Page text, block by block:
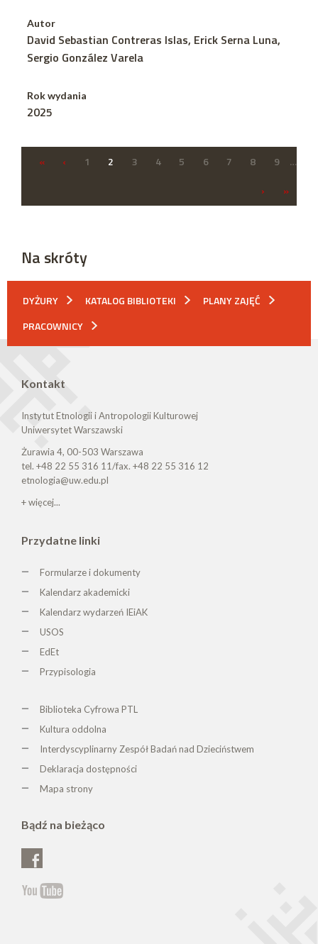
Autor
David Sebastian Contreras Islas, Erick Serna Luna,
Sergio González Varela
Rok wydania
2025
« ‹ 1 2 3 4 5 6 7 8 9
…
›
»
Na skróty
DYŻURY KATALOG BIBLIOTEKI
PLANY ZAJĘĆ
PRACOWNICY
Kontakt
Instytut Etnologii i Antropologii Kulturowej
Uniwersytet Warszawski
Żurawia 4, 00-503 Warszawa
tel. +48 22 55 316 11/fax. +48 22 55 316 12
etnologia@uw.edu.pl
+ więcej...
Przydatne linki
Formularze i dokumenty
Kalendarz akademicki
Kalendarz wydarzeń IEiAK
USOS
EdEt
Przypisologia
Biblioteka Cyfrowa PTL
Kultura oddolna
Interdyscyplinarny Zespół Badań nad Dzieciństwem
Deklaracja dostępności
Mapa strony
Bądź na bieżąco